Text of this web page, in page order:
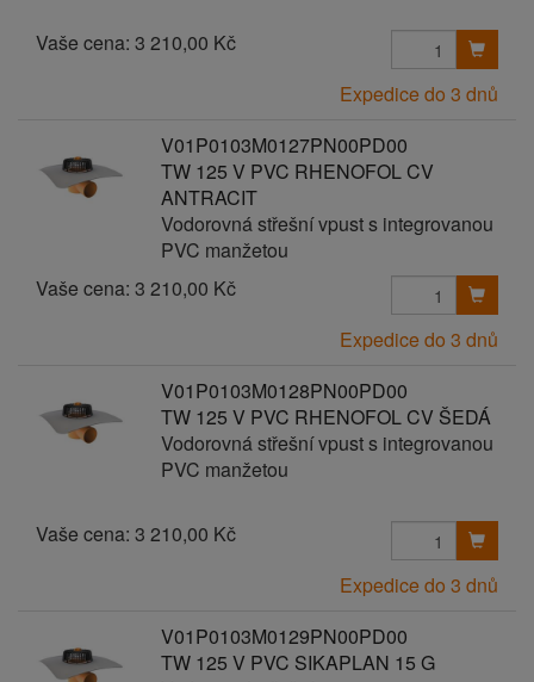
Vaše cena: 3 210,00 Kč
Expedice do 3 dnů
V01P0103M0127PN00PD00
TW 125 V PVC RHENOFOL CV
ANTRACIT
Vodorovná střešní vpust s integrovanou
PVC manžetou
Vaše cena: 3 210,00 Kč
Expedice do 3 dnů
V01P0103M0128PN00PD00
TW 125 V PVC RHENOFOL CV ŠEDÁ
Vodorovná střešní vpust s integrovanou
PVC manžetou
Vaše cena: 3 210,00 Kč
Expedice do 3 dnů
V01P0103M0129PN00PD00
TW 125 V PVC SIKAPLAN 15 G